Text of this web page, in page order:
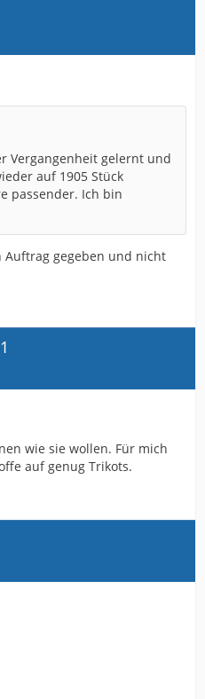
Vergangenheit gelernt und
auf 1905 Stück
passender. Ich bin
Auftrag gegeben und nicht
wie sie wollen. Für mich
auf genug Trikots.